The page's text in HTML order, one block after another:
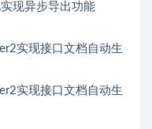
现异步导出功能
实现接口文档自动生
实现接口文档自动生